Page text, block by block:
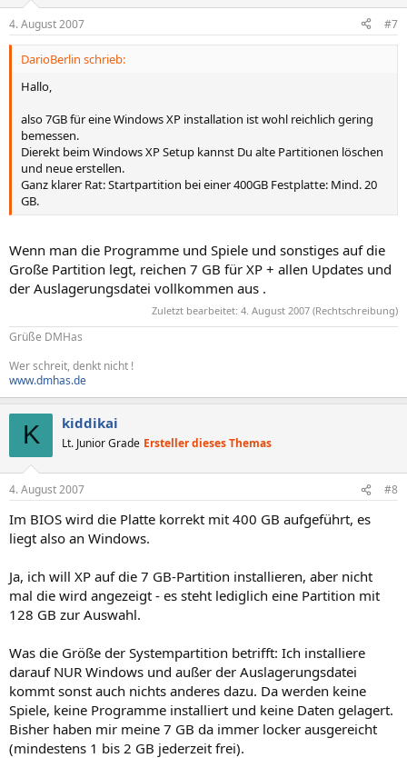
4. August 2007 #7
DarioBerlin schrieb:
Hallo,
also 7GB für eine Windows XP installation ist wohl reichlich gering
bemessen.
Dierekt beim Windows XP Setup kannst Du alte Partitionen löschen
und neue erstellen.
Ganz klarer Rat: Startpartition bei einer 400GB Festplatte: Mind. 20
GB.
Wenn man die Programme und Spiele und sonstiges auf die
Große Partition legt, reichen 7 GB für XP + allen Updates und
der Auslagerungsdatei vollkommen aus .
Zuletzt bearbeitet: 4. August 2007 (Rechtschreibung)
Grüße DMHas
Wer schreit, denkt nicht !
www.dmhas.de
K kiddikai
Lt. Junior Grade Ersteller dieses Themas
4. August 2007 #8
Im BIOS wird die Platte korrekt mit 400 GB aufgeführt, es
liegt also an Windows.
Ja, ich will XP auf die 7 GB-Partition installieren, aber nicht
mal die wird angezeigt - es steht lediglich eine Partition mit
128 GB zur Auswahl.
Was die Größe der Systempartition betrifft: Ich installiere
darauf NUR Windows und außer der Auslagerungsdatei
kommt sonst auch nichts anderes dazu. Da werden keine
Spiele, keine Programme installiert und keine Daten gelagert.
Bisher haben mir meine 7 GB da immer locker ausgereicht
(mindestens 1 bis 2 GB jederzeit frei).